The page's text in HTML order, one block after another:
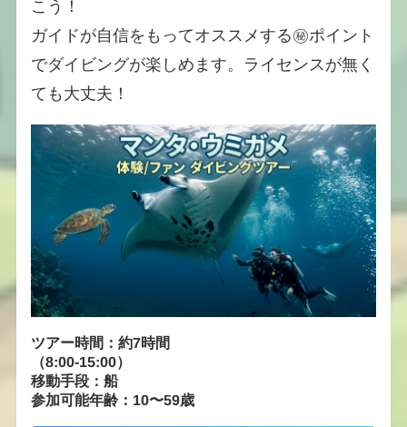
こう！
ガイドが自信をもってオススメする㊙ポイント
でダイビングが楽しめます。ライセンスが無く
ても大丈夫！
ツアー時間：約7時間
（8:00-15:00）
移動手段：船
参加可能年齢：10〜59歳